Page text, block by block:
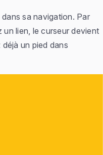
sa navigation. Par
lien, le curseur devient
un pied dans